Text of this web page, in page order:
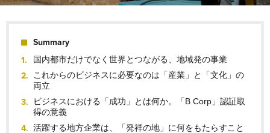
Summary
国内都市だけでなく世界とつながる、地域発の事業
これからのビジネスに必要なのは「産業」と「文化」の
両立
ビジネスにおける「成功」とは何か。「B Corp」認証取
得の意義
活躍する地方企業は、「発祥の地」に何をもたらすこと